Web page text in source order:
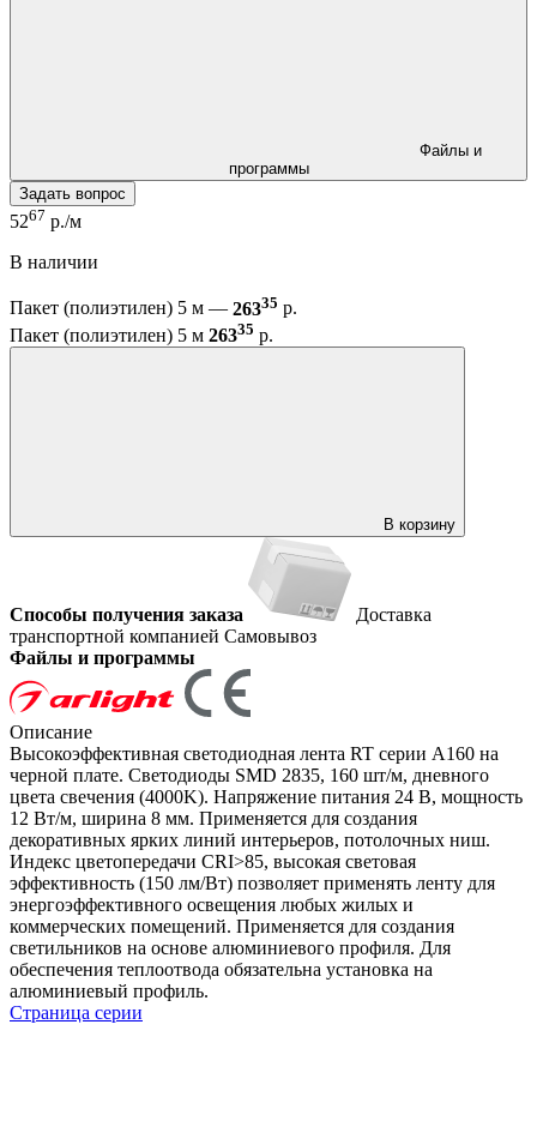
программы
Задать вопрос
5267 р./м
В наличии
Пакет (полиэтилен) 5 м — 26335 р.
Пакет (полиэтилен) 5 м 26335 р.
В корзину
Способы получения заказа
Доставка
транспортной компанией Самовывоз
Файлы и программы
Описание
Высокоэффективная светодиодная лента RT серии A160 на
черной плате. Светодиоды SMD 2835, 160 шт/м, дневного
цвета свечения (4000K). Напряжение питания 24 В, мощность
12 Вт/м, ширина 8 мм. Применяется для создания
декоративных ярких линий интерьеров, потолочных ниш.
Индекс цветопередачи CRI>85, высокая световая
эффективность (150 лм/Вт) позволяет применять ленту для
энергоэффективного освещения любых жилых и
коммерческих помещений. Применяется для создания
светильников на основе алюминиевого профиля. Для
обеспечения теплоотвода обязательна установка на
алюминиевый профиль.
Страница серии